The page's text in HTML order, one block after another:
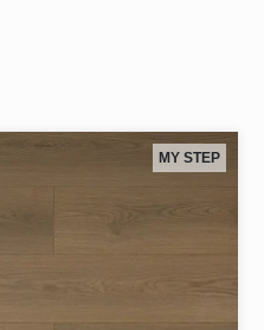
MY STEP